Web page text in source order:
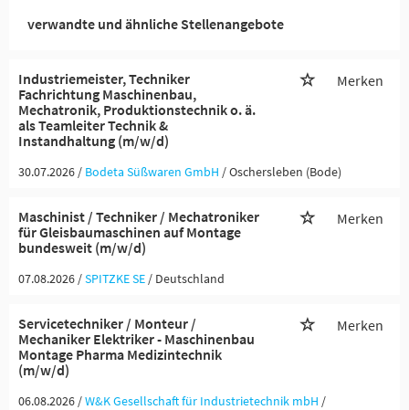
verwandte und ähnliche Stellenangebote
Industriemeister, Techniker
Fachrichtung Maschinenbau,
Mechatronik, Produktionstechnik o. ä.
als Teamleiter Technik &
Instandhaltung (m/w/d)
Merken
30.07.2026 / Bodeta Süßwaren GmbH / Oschersleben (Bode)
Maschinist / Techniker / Mechatroniker
für Gleisbaumaschinen auf Montage
bundesweit (m/w/d)
Merken
07.08.2026 /SPITZKE SE / Deutschland
Servicetechniker / Monteur /
Mechaniker Elektriker - Maschinenbau
Montage Pharma Medizintechnik
(m/w/d)
Merken
06.08.2026 /W&K Gesellschaft für Industrietechnik mbH /